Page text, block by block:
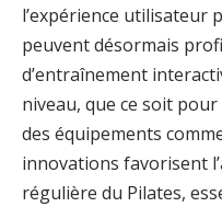
l’expérience utilisateur
peuvent désormais
d’entraînement
niveau, que ce soit pour
des équipements
innovations favorisent
régulière du Pilates,